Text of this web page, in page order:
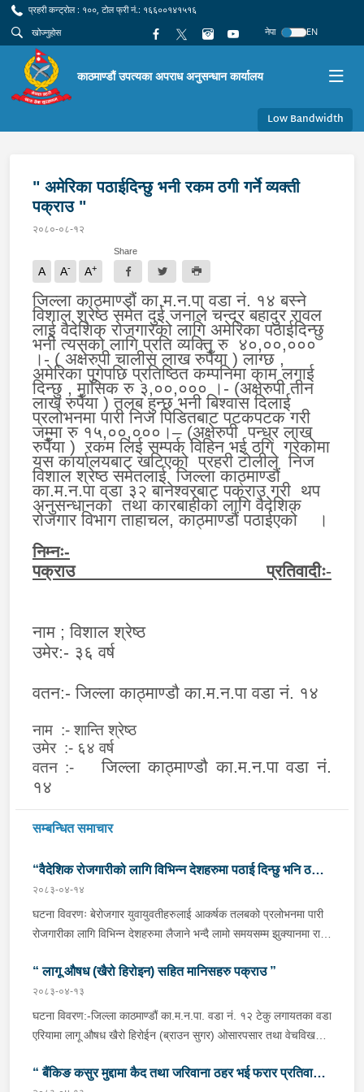
प्रहरी कन्ट्रोल : १००, टोल फ्री नं.: १६६००१४१५१६
नेपा
EN
काठमाण्डौं उपत्यका अपराध अनुसन्धान कार्यालय
Low Bandwidth
" अमेरिका पठाईदिन्छु भनी रकम ठगी गर्ने व्यक्ती
पक्राउ "
२०८०-०८-१२
A A- A+
Share
जिल्ला काठ्माण्डौं का.म.न.पा वडा नं. १४ बस्ने
विशाल श्रेष्ठ समेत दुई जनाले चन्द्र बहादुर रावल
लाई वैदेशिक रोजगारको लागि अमेरिका पठाईदिन्छु
भनी त्यसको लागि प्रति व्यक्ति रु ४०,००,०००
।- ( अक्षेरुपी चालीस लाख रुपैँया ) लाग्छ ,
अमेरिका पुगेपछि प्रतिष्ठित कम्पनिमा काम लगाई
दिन्छु , मासिक रु ३,००,००० ।- (अक्षेरुपी तीन
लाख रुपैँया ) तलब हुन्छ भनी बिश्वास दिलाई
प्रलोभनमा पारी निज पिडितबाट पटकपटक गरी
जम्मा रु १५,००,०००।– (अक्षेरुपी पन्ध्र लाख
रुपैँया ) रकम लिई सम्पर्क विहिन भई ठगि गरेकोमा
यस कार्यालयबाट खटिएको प्रहरी टोलीले निज
विशाल श्रेष्ठ समेतलाई जिल्ला काठ्माण्डौं
का.म.न.पा वडा ३२ बानेश्वरबाट पक्राउ गरी थप
अनुसन्धानको तथा कारबाहीको लागि वैदेशिक
रोजगार विभाग ताहाचल, काठ्माण्डौं पठाईएको ।
निम्नः-
पक्राउ प्रतिवादीः-
नाम ; विशाल श्रेष्ठ
उमेर:- ३६ वर्ष
वतन:- जिल्ला काठ्माण्डौ का.म.न.पा वडा नं. १४
नाम :- शान्ति श्रेष्ठ
उमेर :- ६४ वर्ष
वतन :-
जिल्ला काठ्माण्डौ का.म.न.पा वडा नं.
१४
सम्बन्धित समाचार
“वैदेशिक रोजगारीको लागि विभिन्न देशहरुमा पठाई दिन्छु भनि ठगी
गर्ने व्यक्तिहरु पक्राउ"
२०८३-०४-१४
घटना विवरणः बेरोजगार युवायुवतीहरुलाई आकर्षक तलबको प्रलोभनमा पारी
रोजगारीका लागि विभिन्न देशहरुमा लैजाने भन्दै लामो समयसम्म झुक्यानमा राखि
अनुसन्धान हुँदा विदेश पठाउने भनि ठगी गर्ने निम्न प्रतिवादीहरुलाई काठमाडौं
उपत्यकाका विभिन्न स्थानहरुबाट पक्राउ गरी थप अनुसन्धान तथा आवश्यक
कारवाहीको लागि वैदेशिक रोजगार विभाग ताहाचल, काठमाडौं पठाईएको ।
पक्राउ व्यक्तिहरुको विवरणः-१. नाम थर :- पवन कुमार के.सी.
गा.पा. वडा नं.०६ । हाल :- जिल्ला काठमाडौं टोखा न.पा. वडा
“ लागू औषध (खैरो हिरोइन) सहित मानिसहरु पक्राउ ”
२०८३-०४-१३
घटना विवरण:-जिल्ला काठमाण्डौं का.म.न.पा. वडा नं. १२ टेकु लगायतका वडा
एरियामा लागू औषध खैरो हिरोईन (ब्राउन सुगर) ओसारपसार तथा वेचविखन
टोलीले मिति २०८३/०४/१२ गते अं १९;०० बजेको समयमा जिल्ला काठमाण्डौं
“ बैंकिङ कसुर मुद्दामा कैद तथा जरिवाना ठहर भई फरार प्रतिवादी